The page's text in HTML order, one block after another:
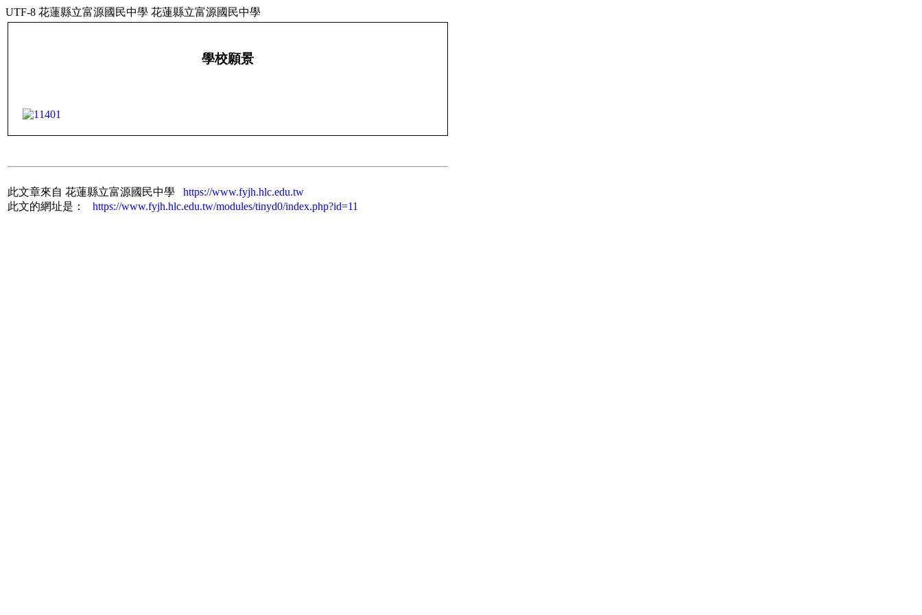
UTF-8 花蓮縣立富源國民中學 花蓮縣立富源國民中學
學校願景
此文章來自 花蓮縣立富源國民中學 https://www.fyjh.hlc.edu.tw
此文的網址是： https://www.fyjh.hlc.edu.tw/modules/tinyd0/index.php?id=11